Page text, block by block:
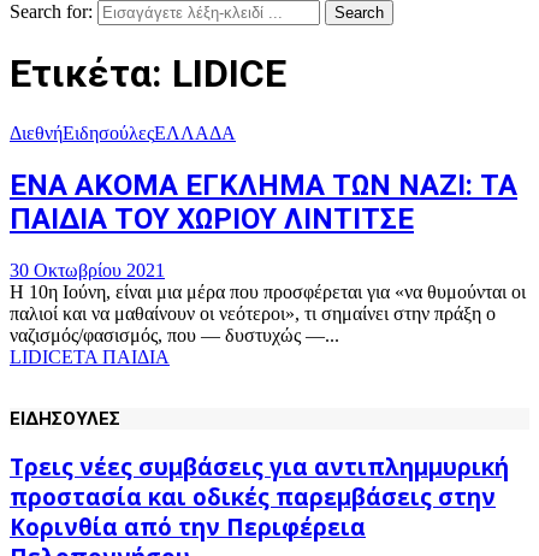
Search for: Search
Ετικέτα: LIDICE
ΔιεθνήΕιδησούλεςΕΛΛΑΔΑ
ΕΝΑ ΑΚΟΜΑ ΕΓΚΛΗΜΑ ΤΩΝ ΝΑΖΙ: ΤΑ
ΠΑΙΔΙΑ ΤΟΥ ΧΩΡΙΟΥ ΛΙΝΤΙΤΣΕ
30 Οκτωβρίου 2021
Η 10η Ιούνη, είναι μια μέρα που προσφέρεται για «να θυμούνται οι
παλιοί και να μαθαίνουν οι νεότεροι», τι σημαίνει στην πράξη ο
ναζισμός/φασισμός, που — δυστυχώς —...
LIDICEΤΑ ΠΑΙΔΙΑ
ΕΙΔΗΣΟΥΛΕΣ
Τρεις νέες συμβάσεις για αντιπλημμυρική
προστασία και οδικές παρεμβάσεις στην
Κορινθία από την Περιφέρεια